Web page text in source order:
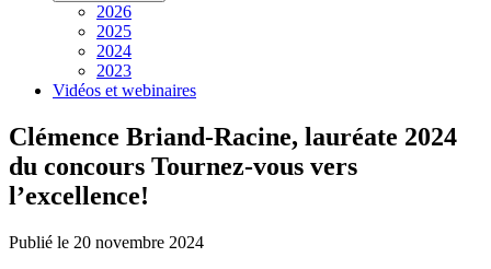
2026
2025
2024
2023
Vidéos et webinaires
Clémence Briand-Racine, lauréate 2024
du concours Tournez-vous vers
l’excellence!
Publié le 20 novembre 2024